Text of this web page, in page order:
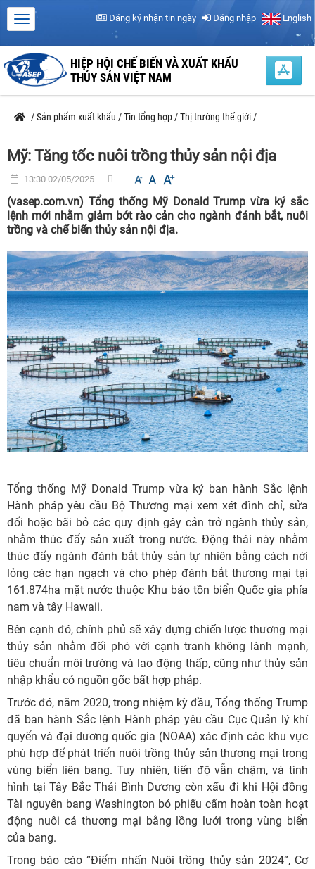
Đăng ký nhận tin ngày Đăng nhập English
HIỆP HỘI CHẾ BIẾN VÀ XUẤT KHẨU
THỦY SẢN VIỆT NAM
/Sản phẩm xuất khẩu /Tin tổng hợp /Thị trường thế giới /
Mỹ: Tăng tốc nuôi trồng thủy sản nội địa
13:30 02/05/2025
(vasep.com.vn) Tổng thống Mỹ Donald Trump vừa ký sắc
lệnh mới nhằm giảm bớt rào cản cho ngành đánh bắt, nuôi
trồng và chế biến thủy sản nội địa.
Tổng thống Mỹ Donald Trump vừa ký ban hành Sắc lệnh
Hành pháp yêu cầu Bộ Thương mại xem xét đình chỉ, sửa
đổi hoặc bãi bỏ các quy định gây cản trở ngành thủy sản,
nhằm thúc đẩy sản xuất trong nước. Động thái này nhằm
thúc đẩy ngành đánh bắt thủy sản tự nhiên bằng cách nới
lỏng các hạn ngạch và cho phép đánh bắt thương mại tại
161.874ha mặt nước thuộc Khu bảo tồn biển Quốc gia phía
nam và tây Hawaii.
Bên cạnh đó, chính phủ sẽ xây dựng chiến lược thương mại
thủy sản nhằm đối phó với cạnh tranh không lành mạnh,
tiêu chuẩn môi trường và lao động thấp, cũng như thủy sản
nhập khẩu có nguồn gốc bất hợp pháp.
Trước đó, năm 2020, trong nhiệm kỳ đầu, Tổng thống Trump
đã ban hành Sắc lệnh Hành pháp yêu cầu Cục Quản lý khí
quyển và đại dương quốc gia (NOAA) xác định các khu vực
phù hợp để phát triển nuôi trồng thủy sản thương mại trong
vùng biển liên bang. Tuy nhiên, tiến độ vẫn chậm, và tình
hình tại Tây Bắc Thái Bình Dương còn xấu đi khi Hội đồng
Tài nguyên bang Washington bỏ phiếu cấm hoàn toàn hoạt
động nuôi cá thương mại bằng lồng lưới trong vùng biển
của bang.
Trong báo cáo “Điểm nhấn Nuôi trồng thủy sản 2024”, Cơ